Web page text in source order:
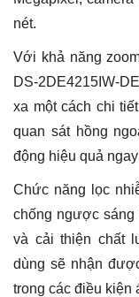
nét.
Với khả năng
DS-2DE4215IW-
xa một cách chi
quan sát hồng
động hiệu quả
Chức năng lọc
chống ngược sáng
và cải thiện chất
dùng sẽ nhận
trong các điều kiện